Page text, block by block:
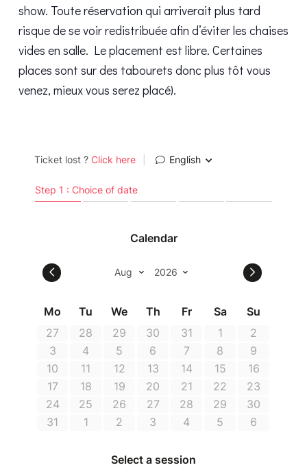
show. Toute réservation qui arriverait plus tard
risque de se voir redistribuée afin d’éviter les chaises
vides en salle. Le placement est libre. Certaines
places sont sur des tabourets donc plus tôt vous
venez, mieux vous serez placé).